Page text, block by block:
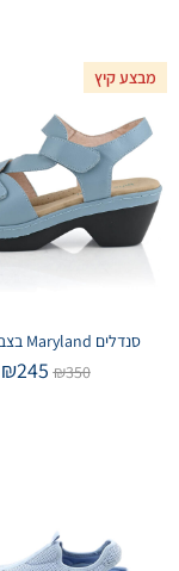
מבצע קיץ
סנדלים Maryland בצבע תכלת
₪350
₪245